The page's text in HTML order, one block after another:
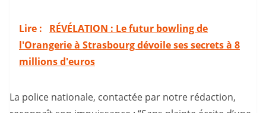
Lire :
RÉVÉLATION : Le futur bowling de
l'Orangerie à Strasbourg dévoile ses secrets à 8
millions d'euros
La police nationale, contactée par notre rédaction,